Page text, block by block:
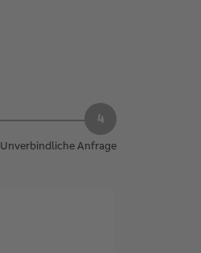
Unverbindliche Anfrage